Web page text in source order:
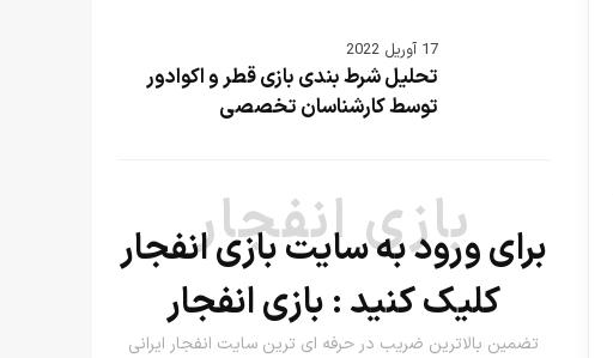
17 آوریل 2022
تحلیل شرط بندی بازی قطر و اکوادور
توسط کارشناسان تخصصی
بازی انفجار
برای ورود به سایت بازی انفجار
کلیک کنید : بازی انفجار
تضمین بالاترین ضریب در حرفه ای ترین سایت انفجار ایرانی